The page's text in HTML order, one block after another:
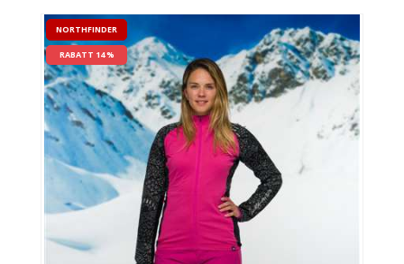
NORTHFINDER
RABATT 14 %